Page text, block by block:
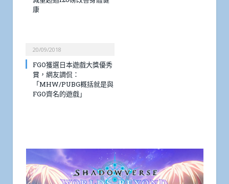
康
20/09/2018
FGO獲選日本遊戲大獎優秀
賞，網友調侃：
「MHW/PUBG概括就是與
FGO齊名的遊戲」